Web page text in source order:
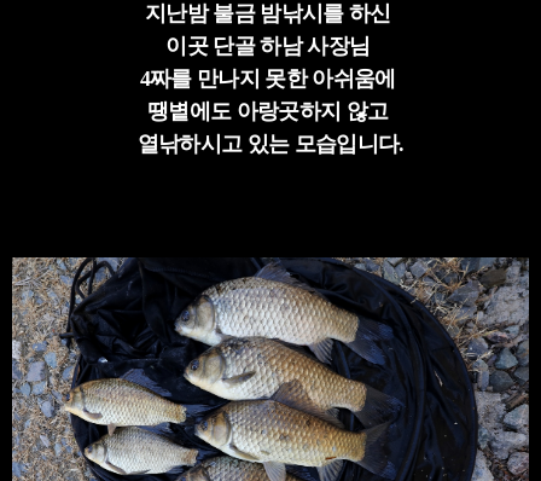
지난밤 불금 밤낚시를 하신
이곳 단골 하남 사장님
4짜를 만나지 못한 아쉬움에
땡볕에도 아랑곳하지 않고
열낚하시고 있는 모습입니다.